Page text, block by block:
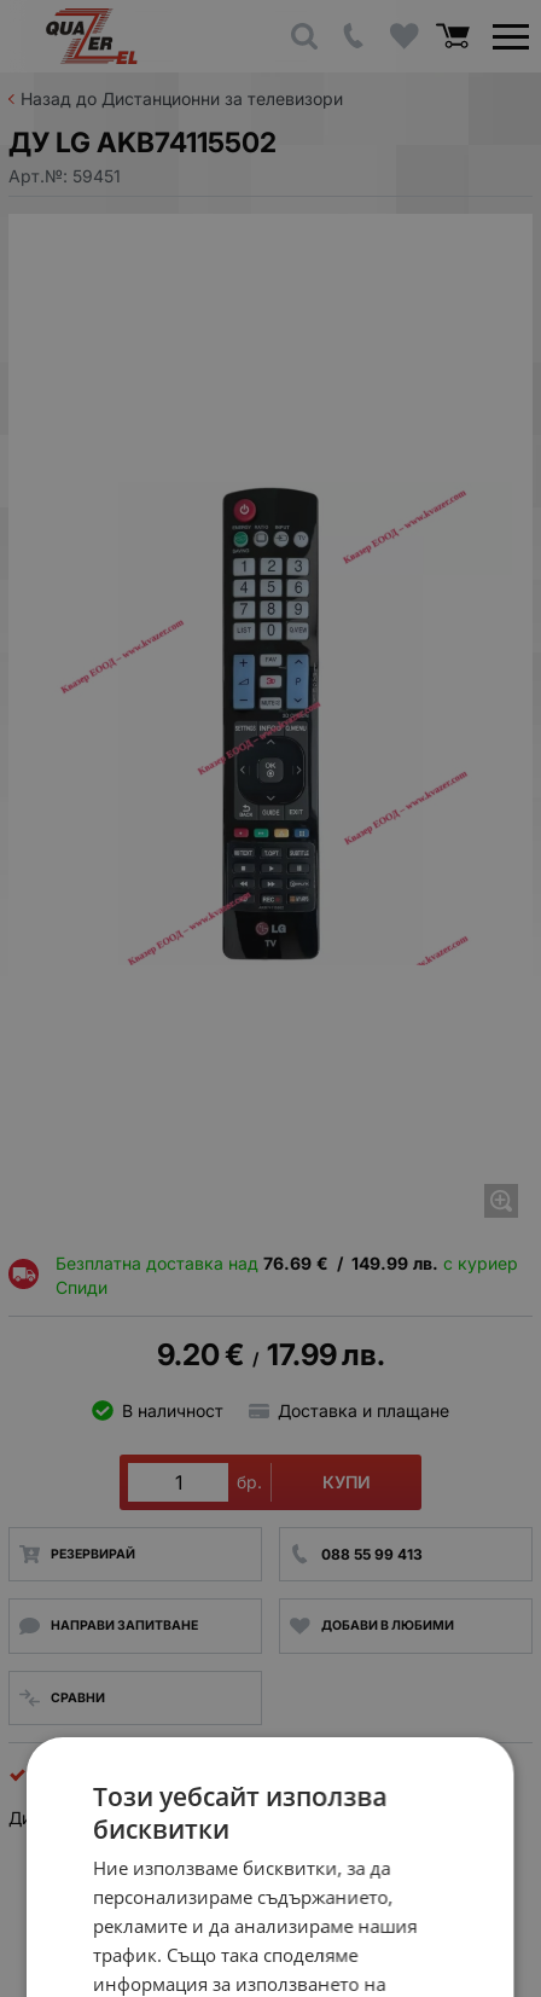
Назад до Дистанционни за телевизори
ДУ LG AKB74115502
Арт.№: 59451
Безплатна доставка над 76.69 € / 149.99 лв. с куриер
Спиди
9.20€ / 17.99лв.
В наличност Доставка и плащане
бр. КУПИ
РЕЗЕРВИРАЙ 088 55 99 413
НАПРАВИ ЗАПИТВАНЕ ДОБАВИ В ЛЮБИМИ
СРАВНИ
Дистанционно управление
Този уебсайт използва
бисквитки
Ние използваме бисквитки, за да
персонализираме съдържанието,
рекламите и да анализираме нашия
трафик. Също така споделяме
информация за използването на